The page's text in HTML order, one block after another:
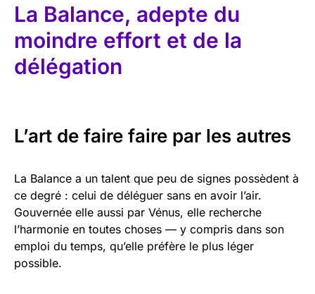
La Balance, adepte du
moindre effort et de la
délégation
L’art de faire faire par les autres
La Balance a un talent que peu de signes possèdent à
ce degré : celui de déléguer sans en avoir l’air.
Gouvernée elle aussi par Vénus, elle recherche
l’harmonie en toutes choses — y compris dans son
emploi du temps, qu’elle préfère le plus léger
possible.